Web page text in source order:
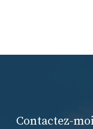
Contactez-